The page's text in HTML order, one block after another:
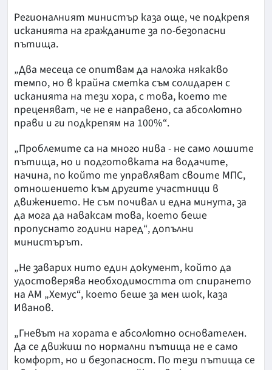
Регионалният министър каза още, че подкрепя
исканията на гражданите за по-безопасни
пътища.
„Два месеца се опитвам да наложа някакво
темпо, но в крайна сметка съм солидарен с
исканията на тези хора, с това, което те
преценяват, че не е направено, са абсолютно
прави и ги подкрепям на 100%“.
„Проблемите са на много нива - не само лошите
пътища, но и подготовката на водачите,
начина, по който те управляват своите МПС,
отношението към другите участници в
движението. Не съм почивал и една минута, за
да мога да наваксам това, което беше
пропуснато години наред“, допълни
министърът.
„Не заварих нито един документ, който да
удостоверява необходимостта от спирането
на АМ „Хемус“, което беше за мен шок, каза
Иванов.
„Гневът на хората е абсолютно основателен.
Да се движиш по нормални пътища не е само
комфорт, но и безопасност. По тези пътища се